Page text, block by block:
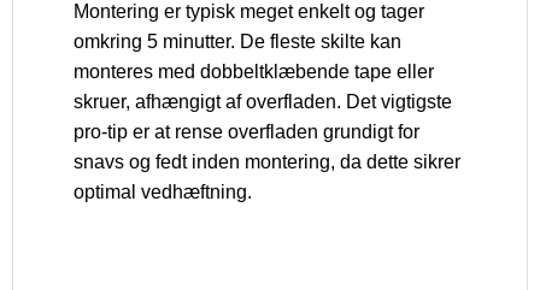
Montering er typisk meget enkelt og tager
omkring 5 minutter. De fleste skilte kan
monteres med dobbeltklæbende tape eller
skruer, afhængigt af overfladen. Det vigtigste
pro-tip er at rense overfladen grundigt for
snavs og fedt inden montering, da dette sikrer
optimal vedhæftning.